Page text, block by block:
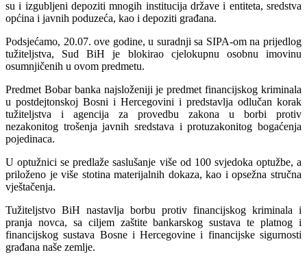
su i izgubljeni depoziti mnogih institucija države i entiteta, sredstva
općina i javnih poduzeća, kao i depoziti građana.
Podsjećamo, 20.07. ove godine, u suradnji sa SIPA-om na prijedlog
tužiteljstva, Sud BiH je blokirao cjelokupnu osobnu imovinu
osumnjičenih u ovom predmetu.
Predmet Bobar banka najsloženiji je predmet financijskog kriminala
u postdejtonskoj Bosni i Hercegovini i predstavlja odlučan korak
tužiteljstva i agencija za provedbu zakona u borbi protiv
nezakonitog trošenja javnih sredstava i protuzakonitog bogaćenja
pojedinaca.
U optužnici se predlaže saslušanje više od 100 svjedoka optužbe, a
priloženo je više stotina materijalnih dokaza, kao i opsežna stručna
vještačenja.
Tužiteljstvo BiH nastavlja borbu protiv financijskog kriminala i
pranja novca, sa ciljem zaštite bankarskog sustava te platnog i
financijskog sustava Bosne i Hercegovine i financijske sigurnosti
građana naše zemlje.